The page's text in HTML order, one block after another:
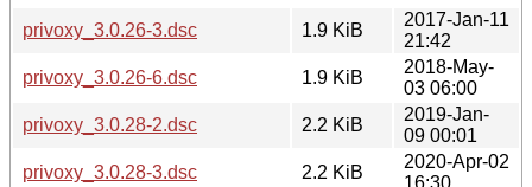
privoxy_3.0.26-3.dsc
1.9 KiB
2017-Jan-11
21:42
privoxy_3.0.26-6.dsc
1.9 KiB
2018-May-
03 06:00
privoxy_3.0.28-2.dsc
2.2 KiB
2019-Jan-
09 00:01
privoxy_3.0.28-3.dsc
2.2 KiB
2020-Apr-02
16:30